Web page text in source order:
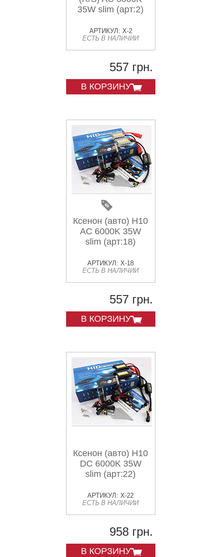
35W slim (арт:2)
АРТИКУЛ: X-2
ЕСТЬ В НАЛИЧИИ
557 грн.
В КОРЗИНУ
Ксенон (авто) H10
AC 6000K 35W
slim (арт:18)
АРТИКУЛ: X-18
ЕСТЬ В НАЛИЧИИ
557 грн.
В КОРЗИНУ
Ксенон (авто) H10
DC 6000K 35W
slim (арт:22)
АРТИКУЛ: X-22
ЕСТЬ В НАЛИЧИИ
958 грн.
В КОРЗИНУ